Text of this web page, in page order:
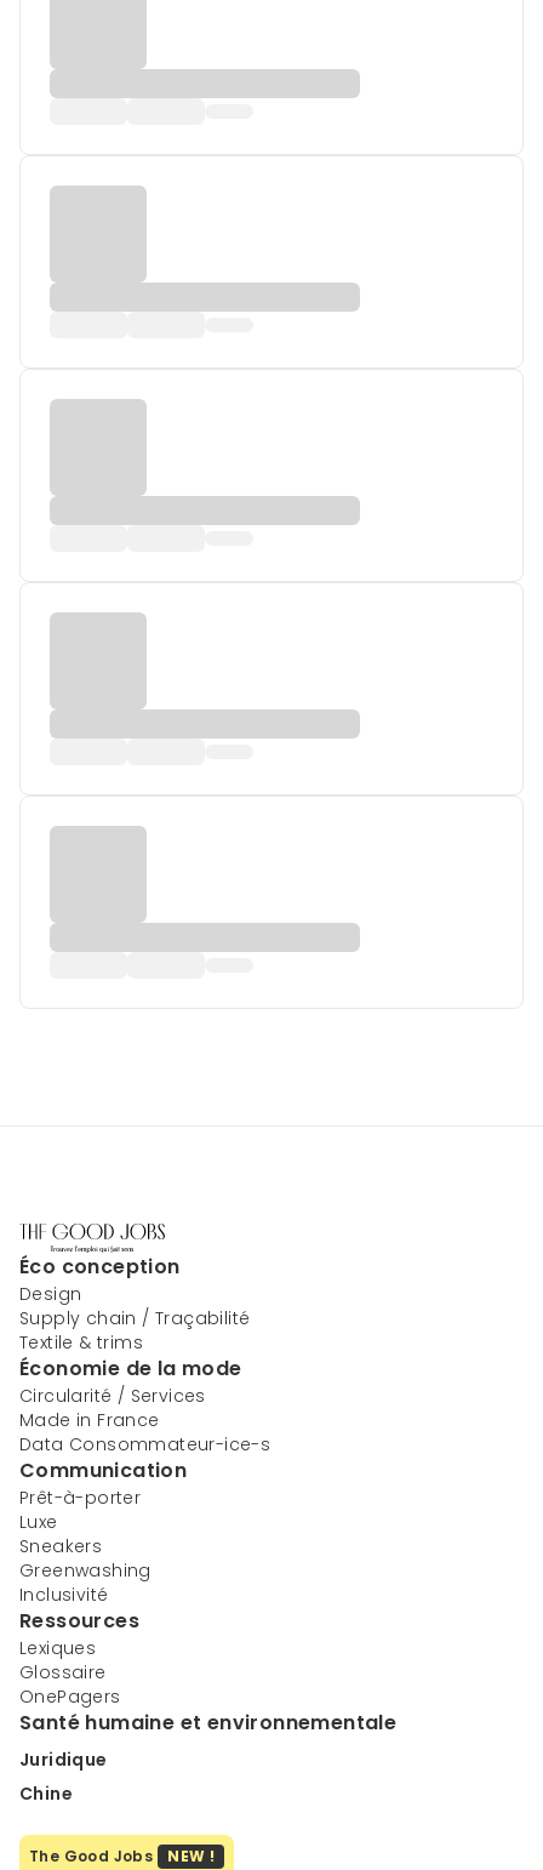
Éco conception
Design
Supply chain / Traçabilité
Textile & trims
Économie de la mode
Circularité / Services
Made in France
Data Consommateur-ice-s
Communication
Prêt-à-porter
Luxe
Sneakers
Greenwashing
Inclusivité
Ressources
Lexiques
Glossaire
OnePagers
Santé humaine et environnementale
Juridique
Chine
The Good Jobs NEW !